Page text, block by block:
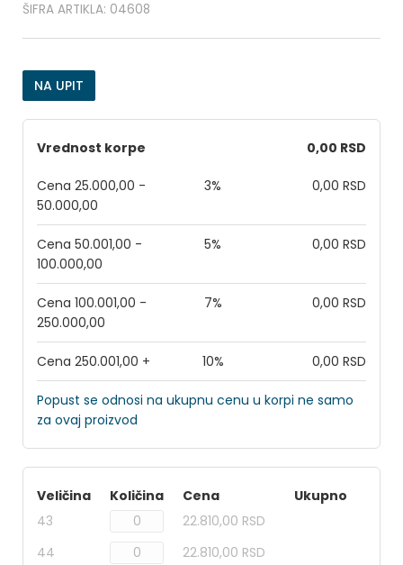
ŠIFRA ARTIKLA: 04608
NA UPIT
Vrednost korpe 0,00 RSD
Cena 25.000,00 -
50.000,00
3% 0,00 RSD
Cena 50.001,00 -
100.000,00
5% 0,00 RSD
Cena 100.001,00 -
250.000,00
7% 0,00 RSD
Cena 250.001,00 + 10% 0,00 RSD
Popust se odnosi na ukupnu cenu u korpi ne samo
za ovaj proizvod
Veličina Količina Cena
Ukupno
43
22.810,00 RSD
44
22.810,00 RSD